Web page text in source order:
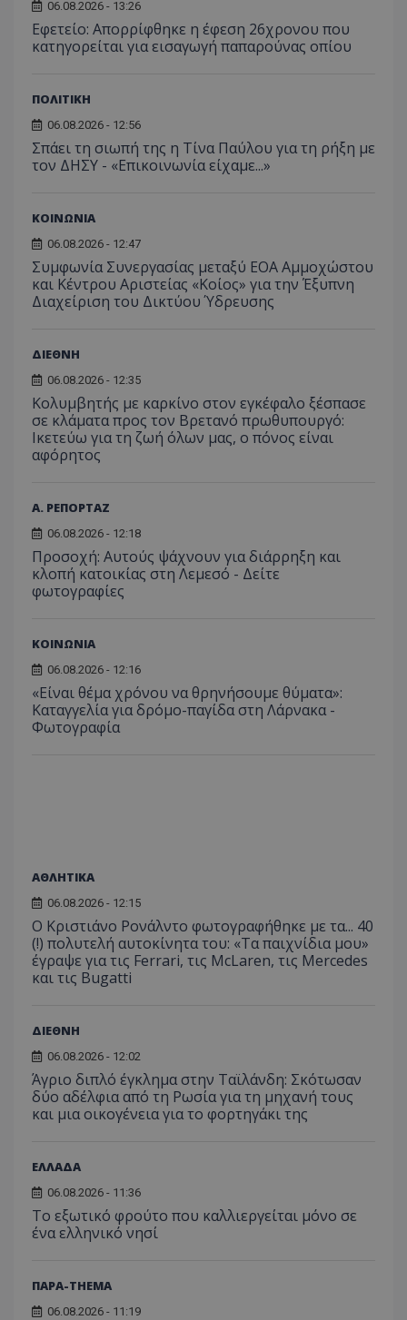
06.08.2026 - 13:26
Εφετείο: Απορρίφθηκε η έφεση 26χρονου που
κατηγορείται για εισαγωγή παπαρούνας οπίου
ΠΟΛΙΤΙΚΗ
06.08.2026 - 12:56
Σπάει τη σιωπή της η Τίνα Παύλου για τη ρήξη με
τον ΔΗΣΥ - «Επικοινωνία είχαμε...»
ΚΟΙΝΩΝΙΑ
06.08.2026 - 12:47
Συμφωνία Συνεργασίας μεταξύ ΕΟΑ Αμμοχώστου
και Κέντρου Αριστείας «Κοίος» για την Έξυπνη
Διαχείριση του Δικτύου Ύδρευσης
ΔΙΕΘΝΗ
06.08.2026 - 12:35
Κολυμβητής με καρκίνο στον εγκέφαλο ξέσπασε
σε κλάματα προς τον Βρετανό πρωθυπουργό:
Ικετεύω για τη ζωή όλων μας, ο πόνος είναι
αφόρητος
Α. ΡΕΠΟΡΤΑΖ
06.08.2026 - 12:18
Προσοχή: Αυτούς ψάχνουν για διάρρηξη και
κλοπή κατοικίας στη Λεμεσό - Δείτε
φωτογραφίες
ΚΟΙΝΩΝΙΑ
06.08.2026 - 12:16
«Είναι θέμα χρόνου να θρηνήσουμε θύματα»:
Καταγγελία για δρόμο-παγίδα στη Λάρνακα -
Φωτογραφία
ΑΘΛΗΤΙΚΑ
06.08.2026 - 12:15
Ο Κριστιάνο Ρονάλντο φωτογραφήθηκε με τα... 40
(!) πολυτελή αυτοκίνητα του: «Τα παιχνίδια μου»
έγραψε για τις Ferrari, τις McLaren, τις Mercedes
και τις Bugatti
ΔΙΕΘΝΗ
06.08.2026 - 12:02
Άγριο διπλό έγκλημα στην Ταϊλάνδη: Σκότωσαν
δύο αδέλφια από τη Ρωσία για τη μηχανή τους
και μια οικογένεια για το φορτηγάκι της
ΕΛΛΑΔΑ
06.08.2026 - 11:36
Το εξωτικό φρούτο που καλλιεργείται μόνο σε
ένα ελληνικό νησί
ΠΑΡΑ-THEMA
06.08.2026 - 11:19